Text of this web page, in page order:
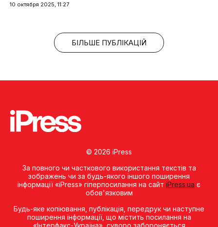
10 октября 2025, 11:27
БІЛЬШЕ ПУБЛІКАЦІЙ
© 2026 iPress
За повного чи часткового використання текстів та
зображень чи за будь-якого іншого поширення
інформації «iPress» гіперпосилання на сайт iPress.ua є
обов'язковим
Будь-яке копiювання, публiкацiя, передрук чи наступне
поширення iнформацiї, що мiстить посилання на
«Iнтерфакс-Україна», суворо забороняється